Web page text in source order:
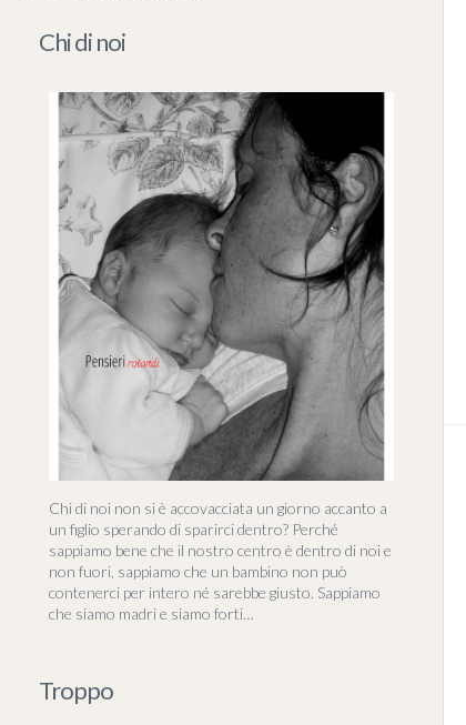
Chi di noi
Chi di noi non si è accovacciata un giorno accanto a
un figlio sperando di sparirci dentro? Perché
sappiamo bene che il nostro centro è dentro di noi e
non fuori, sappiamo che un bambino non può
contenerci per intero né sarebbe giusto. Sappiamo
che siamo madri e siamo forti…
Troppo